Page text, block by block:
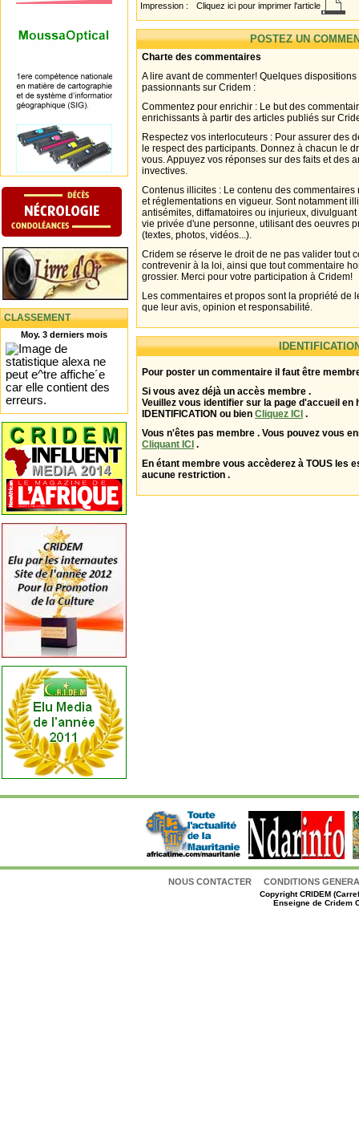
CLASSEMENT
Moy. 3 derniers mois
Impression : Cliquez ici pour imprimer l'article
POSTEZ UN
Charte des commentaires
A lire avant de commenter! Quelques
passionnants sur Cridem :
Commentez pour enrichir : Le but des
enrichissants à partir des articles publiés sur
Respectez vos interlocuteurs : Pour assurer des
le respect des participants. Donnez à chacun le
vous. Appuyez vos réponses sur des faits et des
invectives.
Contenus illicites : Le contenu des
et réglementations en vigueur. Sont notamment
antisémites, diffamatoires ou injurieux,
vie privée d'une personne, utilisant des oeuvres
(textes, photos, vidéos...).
Cridem se réserve le droit de ne pas valider tout
contrevenir à la loi, ainsi que tout commentaire
grossier. Merci pour votre participation à Cridem!
Les commentaires et propos sont la propriété de
que leur avis, opinion et responsabilité.
Pour poster un commentaire il faut être
Si vous avez déjà un accès membre .
Veuillez vous identifier sur la page d'accueil en
IDENTIFICATION ou bien Cliquez ICI .
Vous n'êtes pas membre . Vous pouvez vous
Cliquant ICI .
En étant membre vous accèderez à TOUS les
aucune restriction .
NOUS CONTACTER CONDITIONS
CopyrightCRIDEM
Enseigne de Cridem